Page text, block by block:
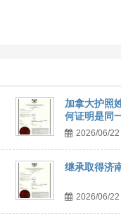
加拿大护照
何证明是同
2026/06/22
继承取得济
2026/06/22